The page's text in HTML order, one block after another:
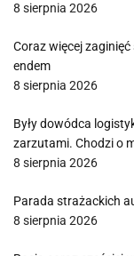
8 sierpnia 2026
Coraz więcej
endem
8 sierpnia 2026
Były dowódca
zarzutami. Chodzi o
8 sierpnia 2026
Parada strażackich
8 sierpnia 2026